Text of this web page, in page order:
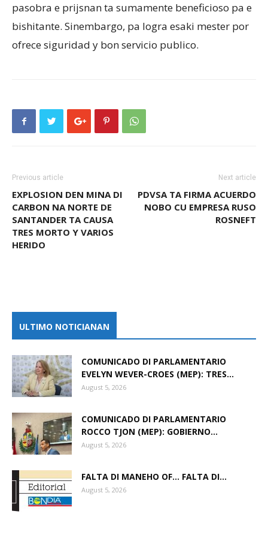
pasobra e prijsnan ta sumamente beneficioso pa e
bishitante. Sinembargo, pa logra esaki mester por
ofrece siguridad y bon servicio publico.
Previous article
EXPLOSION DEN MINA DI
CARBON NA NORTE DE
SANTANDER TA CAUSA
TRES MORTO Y VARIOS
HERIDO
Next article
PDVSA TA FIRMA ACUERDO
NOBO CU EMPRESA RUSO
ROSNEFT
ULTIMO NOTICIANAN
COMUNICADO DI PARLAMENTARIO
EVELYN WEVER-CROES (MEP): TRES...
August 5, 2026
COMUNICADO DI PARLAMENTARIO
ROCCO TJON (MEP): GOBIERNO...
August 5, 2026
FALTA DI MANEHO OF… FALTA DI...
August 5, 2026